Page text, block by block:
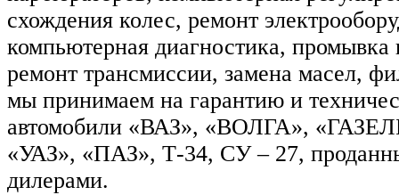
схождения колес, ремонт
компьютерная диагностика, промывка
ремонт трансмиссии, замена масел,
мы принимаем на гарантию и
автомобили «ВАЗ», «ВОЛГА»,
«УАЗ», «ПАЗ», Т-34, СУ – 27,
дилерами.